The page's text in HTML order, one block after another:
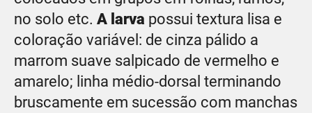
no solo etc. A larva possui textura lisa e
coloração variável: de cinza pálido a
marrom suave salpicado de vermelho e
amarelo; linha médio-dorsal terminando
bruscamente em sucessão com manchas